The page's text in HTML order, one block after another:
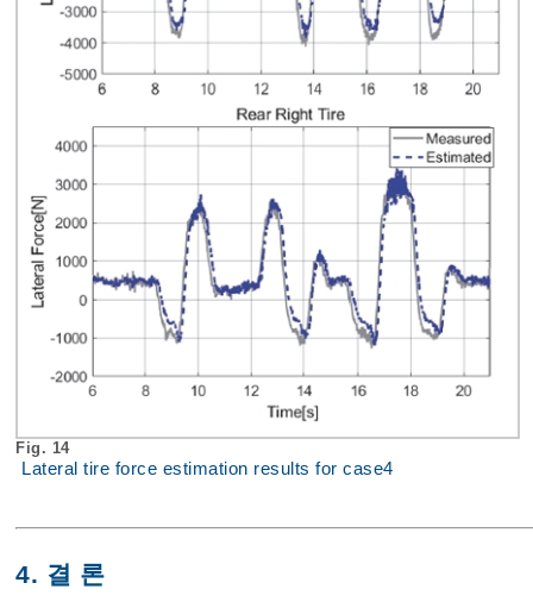
Fig. 14
Lateral tire force estimation results for case4
4. 결 론